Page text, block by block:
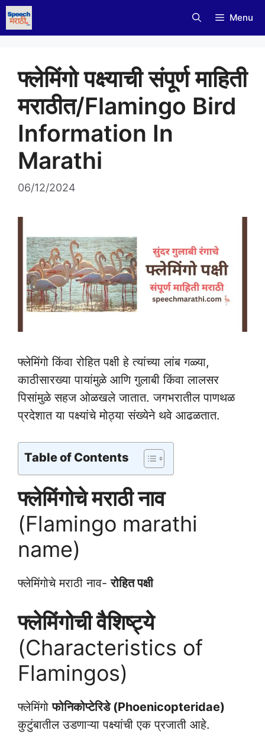
Skip
to
content
Menu
फ्लेमिंगो पक्ष्याची संपूर्ण माहिती
मराठीत/Flamingo Bird
Information In
Marathi
06/12/2024
फ्लेमिंगो किंवा रोहित पक्षी हे त्यांच्या लांब गळ्या,
काठीसारख्या पायांमुळे आणि गुलाबी किंवा लालसर
पिसांमुळे सहज ओळखले जातात. जगभरातील पाणथळ
प्रदेशात या पक्ष्यांचे मोठ्या संख्येने थवे आढळतात.
Table of Contents
फ्लेमिंगोचे मराठी नाव
(Flamingo marathi
name)
फ्लेमिंगोचे मराठी नाव-रोहित पक्षी
फ्लेमिंगोची वैशिष्ट्ये
(Characteristics of
Flamingos)
फ्लेमिंगोफोनिकोप्टेरिडे (Phoenicopteridae)
कुटुंबातील उडणाऱ्या पक्ष्यांची एक प्रजाती आहे.